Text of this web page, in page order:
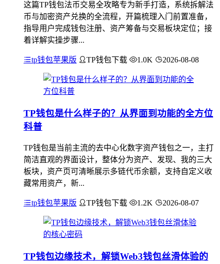
这篇TP钱包法币交易全攻略专为新手打造，系统拆解法
币与加密资产兑换的全流程，开篇梳理入门前置准备，
指导用户完成钱包注册、资产筹备与交易板块定位；接
着详解实操步骤...
tp钱包苹果版 TP钱包下载 1.0K 2026-08-08
TP钱包是什么样子的？从界面到功能的全方位
科普
TP钱包是当前主流的去中心化数字资产钱包之一，主打
简洁直观的界面设计，整体分为资产、发现、我的三大
板块，资产页可清晰展示多链代币余额，支持自定义收
藏常用资产，新...
tp钱包苹果版 TP钱包下载 1.2K 2026-08-07
TP钱包边缘技术，解锁Web3钱包丝滑体验的